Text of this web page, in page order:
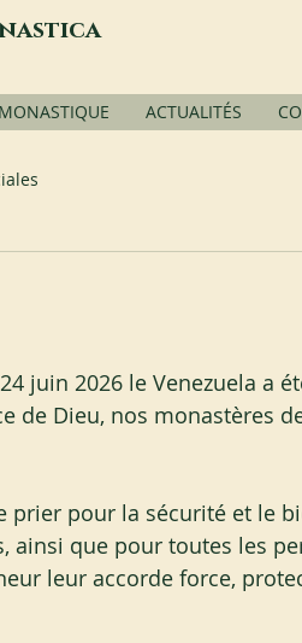
ACTUALITÉS
juin 2026 le Venezuela a
de Dieu, nos monastères
pour la sécurité et le
que pour toutes les
leur accorde force,